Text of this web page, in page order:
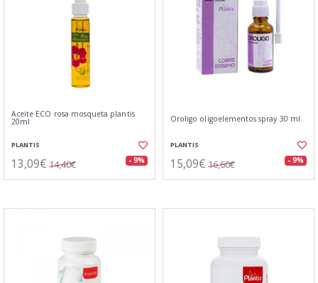
Aceite ECO rosa mosqueta plantis
20ml
PLANTIS
13,09€ 14,40€ - 9%
Oroligo oligoelementos spray 30 ml
PLANTIS
15,09€ 16,60€ - 9%